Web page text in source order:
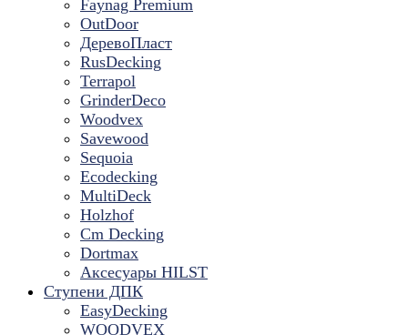
Faynag Premium
OutDoor
ДеревоПласт
RusDecking
Terrapol
GrinderDeco
Woodvex
Savewood
Sequoia
Ecodecking
MultiDeck
Holzhof
Cm Decking
Dortmax
Аксесуары HILST
Ступени ДПК
EasyDecking
WOODVEX